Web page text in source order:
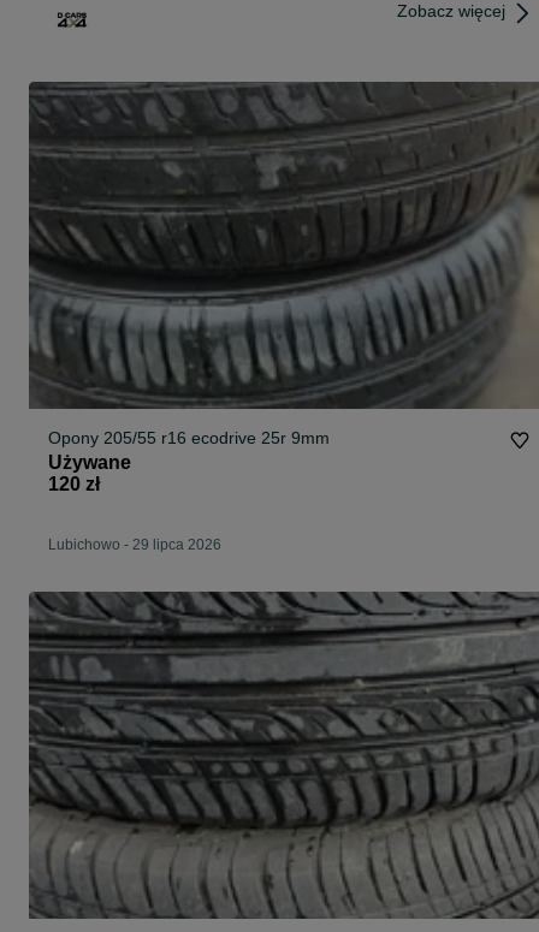
Zobacz więcej
Opony 205/55 r16 ecodrive 25r 9mm
Używane
120 zł
Lubichowo - 29 lipca 2026